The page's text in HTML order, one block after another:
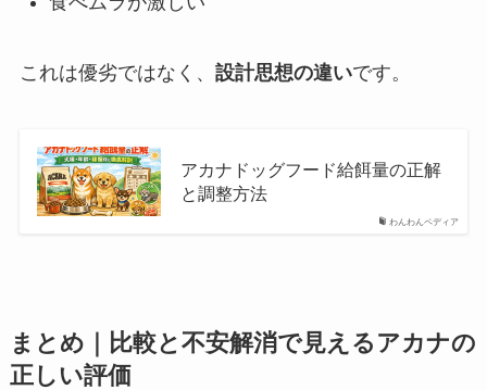
これは優劣ではなく、 設計思想の違いです。
わんわんペディア
アカナドッグフード給餌量の正解
と調整方法
まとめ｜比較と不安解消で見えるアカナの
正しい評価